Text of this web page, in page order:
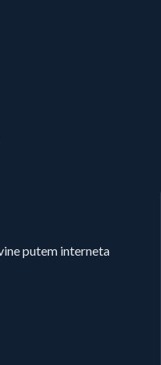
putem interneta